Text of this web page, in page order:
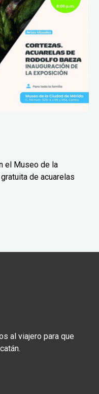
el Museo de la
de acuarelas
al viajero para que